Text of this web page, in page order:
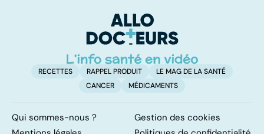
RECETTES RAPPEL PRODUIT
LE MAG DE LA SANTÉ
CANCER
MÉDICAMENTS
Qui sommes-nous ?
Gestion des cookies